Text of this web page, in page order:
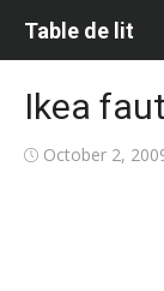
Table de lit
Ikea
Posted
October 2,